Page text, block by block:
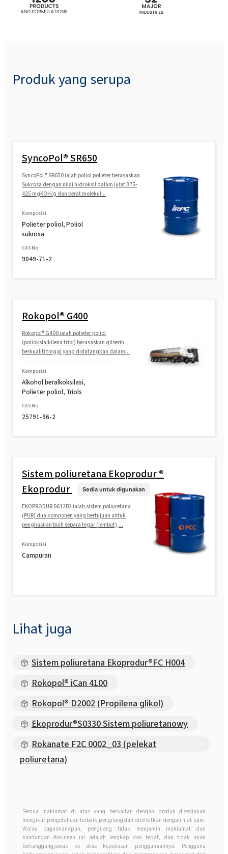
Produk yang serupa
SyncoPol® SR650
SyncoPol ® SR650 ialah poliol polieter berasaskan
Sukrosa dengan nilai hidroksil dalam julat 375-
425 mgKOH/g dan berat molekul...
Komposisi
Polieter poliol, Poliol
sukrosa
CAS No.
9049-71-2
Rokopol® G400
Rokopol® G400 ialah polieter poliol
(polioksialkilena triol) berasaskan gliserin
berkualiti tinggi yang didatangkan dalam...
Komposisi
Alkohol beralkoksilasi,
Polieter poliol, Triols
CAS No.
25791-96-2
Sistem poliuretana Ekoprodur ®
Ekoprodur
Sedia untuk digunakan
EKOPRODUR 0612B2 ialah sistem poliuretana
(PUR) dua komponen yang bertujuan untuk
penghasilan buih separa tegar (lembut),...
Komposisi
Campuran
Lihat juga
Sistem poliuretana Ekoprodur®FC H004
Rokopol® iCan 4100
Rokopol® D2002 (Propilena glikol)
Ekoprodur®S0330 Sistem poliuretanowy
Rokanate F2C 0002_03 (pelekat
poliuretana)
Semua maklumat di atas yang berkaitan dengan produk disediakan
mengikut pengetahuan terbaik pengilang dan diterbitkan dengan niat baik.
Walau bagaimanapun, pengilang tidak menjamin maklumat dan
kandungan dokumen ini adalah lengkap dan tepat, dan tidak akan
bertanggungjawab ke atas keputusan penggunaannya. Pengguna